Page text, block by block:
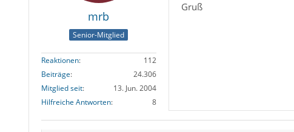
mrb
Senior-Mitglied
Reaktionen
112
Beiträge
24.306
Mitglied seit
13. Jun. 2004
Hilfreiche Antworten
8
Gruß